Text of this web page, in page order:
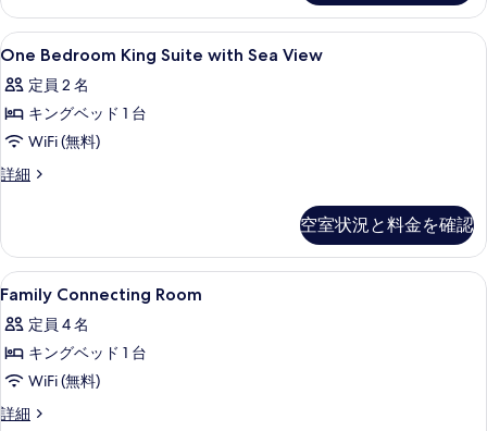
真
を
表
示
す
る
細
One
Bedroom
King
Suite
with
Sea
す
べ
て
の
写
真
を
セーフティボックス (室内)、デスク
18
One Bedroom King Suite with Sea View
定員 2 名
キングベッド 1 台
WiFi (無料)
詳細
One
with
Sea
View
詳
細
空室状況と料金を確認
Family
Connecting
Room
の
す
べ
セーフティボックス (室内)、デスク
29
Family Connecting Room
定員 4 名
キングベッド 1 台
WiFi (無料)
詳細
Family